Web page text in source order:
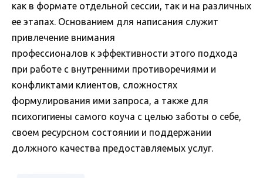
как в формате отдельной сессии, так и на различных
ее этапах. Основанием для написания служит
привлечение внимания
профессионалов к эффективности этого подхода
при работе с внутренними противоречиями и
конфликтами клиентов, сложностях
формулирования ими запроса, а также для
психогигиены самого коуча с целью заботы о себе,
своем ресурсном состоянии и поддержании
должного качества предоставляемых услуг.